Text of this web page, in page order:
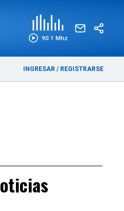
90.1 Mhz
INGRESAR / REGISTRARSE